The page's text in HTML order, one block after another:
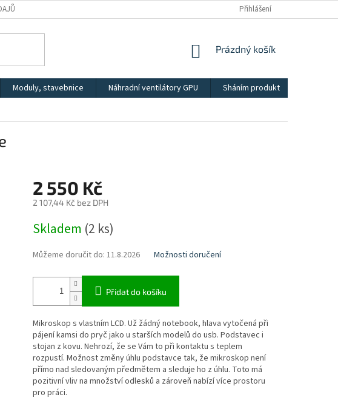
Přihlášení
NÁKUPNÍ
Prázdný košík
Moduly, stavebnice Náhradní ventilátory GPU Sháním produkt
2 550 Kč
2 107,44 Kč bez DPH
cena:
Skladem (2 ks)
Můžeme doručit do: 11.8.2026 Možnosti doručení
Přidat do košíku
Mikroskop s vlastním LCD. Už žádný notebook, hlava vytočená při
pájení kamsi do pryč jako u starších modelů do usb. Podstavec i
stojan z kovu. Nehrozí, že se Vám to při kontaktu s teplem
rozpustí. Možnost změny úhlu podstavce tak, že mikroskop není
přímo nad sledovaným předmětem a sleduje ho z úhlu. Toto má
pozitivní vliv na množství odlesků a zároveň nabízí více prostoru
pro práci.